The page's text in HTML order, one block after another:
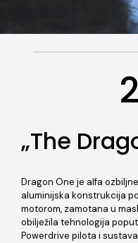
„The
Dragon One je alfa
aluminijska konstrukcija
motorom, zamotana u
obilježila tehnologija
Powerdrive pilota i